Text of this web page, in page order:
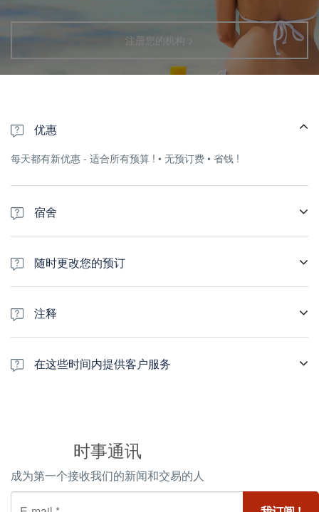
注册您的机构 >
优惠
每天都有新优惠 - 适合所有预算 ! • 无预订费 • 省钱 !
宿舍
300+ 酒店, 小屋, 马达加斯加的独立住宿和公寓.
随时更改您的预订
你可以修改它, 只需点击几下即可取消预订或向酒店发送请求
注释
1 500 真实的客户评论 了解有关马达加斯加 Booking Hotels 评论的
更多信息在这些时间内提供客户服务
时事通讯
成为第一个接收我们的新闻和交易的人